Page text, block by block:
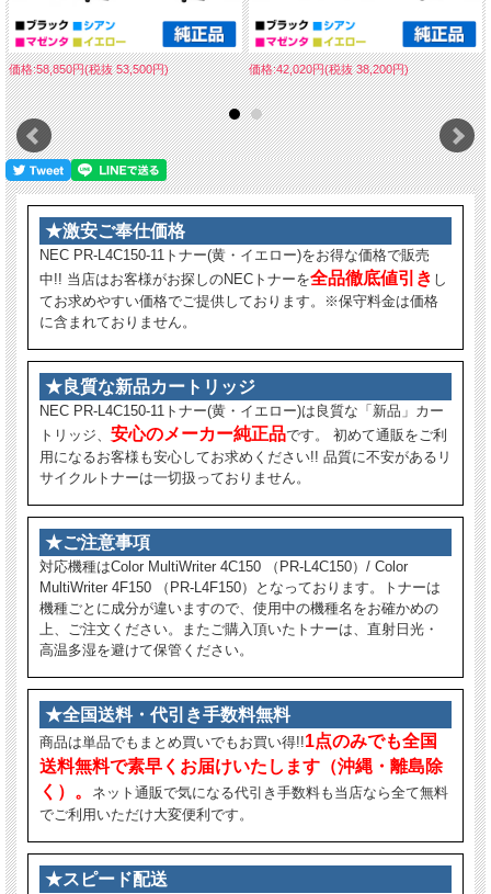
価格:58,850円(税抜 53,500円) 価格:42,020円(税抜 38,200円)
★激安ご奉仕価格
NEC PR-L4C150-11トナー(黄・イエロー)をお得な価格で販売
中!! 当店はお客様がお探しのNECトナーを全品徹底値引き し
てお求めやすい価格でご提供しております。※保守料金は価格
に含まれておりません。
★良質な新品カートリッジ
NEC PR-L4C150-11トナー(黄・イエロー)は良質な「新品」カー
トリッジ、 安心のメーカー純正品です。 初めて通販をご利
用になるお客様も安心してお求めください!! 品質に不安があるリ
サイクルトナーは一切扱っておりません。
★ご注意事項
対応機種はColor MultiWriter 4C150 （PR-L4C150）/ Color
MultiWriter 4F150 （PR-L4F150）となっております。トナーは
機種ごとに成分が違いますので、使用中の機種名をお確かめの
上、ご注文ください。またご購入頂いたトナーは、直射日光・
高温多湿を避けて保管ください。
★全国送料・代引き手数料無料
商品は単品でもまとめ買いでもお買い得!!1点のみでも全国
送料無料で素早くお届けいたします（沖縄・離島除
く）。
ネット通販で気になる代引き手数料も当店なら全て無料
でご利用いただけ大変便利です。
★スピード配送